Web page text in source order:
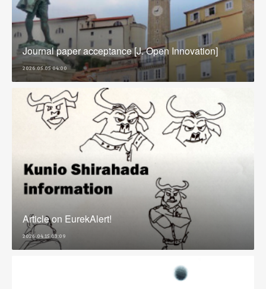
Journal paper acceptance [J. Open Innovation]
2026.05.05 04:00
Article on EurekAlert!
2026.04.15 03:09